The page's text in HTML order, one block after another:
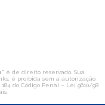
" é de direito reservado. Sua
é proibida sem a autorização
do Código Penal – Lei 9610/98
.